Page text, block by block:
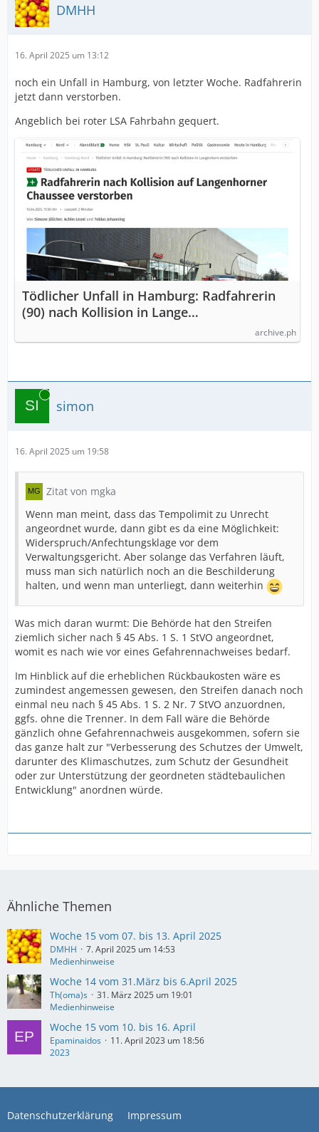
DMHH
16. April 2025 um 13:12
noch ein Unfall in Hamburg, von letzter Woche. Radfahrerin
jetzt dann verstorben.
Angeblich bei roter LSA Fahrbahn gequert.
Tödlicher Unfall in Hamburg: Radfahrerin
(90) nach Kollision in Lange…
archive.ph
Online
simon
16. April 2025 um 19:58
Zitat von mgka
Wenn man meint, dass das Tempolimit zu Unrecht
angeordnet wurde, dann gibt es da eine Möglichkeit:
Widerspruch/Anfechtungsklage vor dem
Verwaltungsgericht. Aber solange das Verfahren läuft,
muss man sich natürlich noch an die Beschilderung
halten, und wenn man unterliegt, dann weiterhin
Was mich daran wurmt: Die Behörde hat den Streifen
ziemlich sicher nach § 45 Abs. 1 S. 1 StVO angeordnet,
womit es nach wie vor eines Gefahrennachweises bedarf.
Im Hinblick auf die erheblichen Rückbaukosten wäre es
zumindest angemessen gewesen, den Streifen danach noch
einmal neu nach § 45 Abs. 1 S. 2 Nr. 7 StVO anzuordnen,
ggfs. ohne die Trenner. In dem Fall wäre die Behörde
gänzlich ohne Gefahrennachweis ausgekommen, sofern sie
das ganze halt zur "Verbesserung des Schutzes der Umwelt,
darunter des Klimaschutzes, zum Schutz der Gesundheit
oder zur Unterstützung der geordneten städtebaulichen
Entwicklung" anordnen würde.
Ähnliche Themen
Woche 15 vom 07. bis 13. April 2025
DMHH
7. April 2025 um 14:53
Medienhinweise
Woche 14 vom 31.März bis 6.April 2025
Th(oma)s
31. März 2025 um 19:01
Medienhinweise
Woche 15 vom 10. bis 16. April
Epaminaidos
11. April 2023 um 18:56
2023
Datenschutzerklärung Impressum